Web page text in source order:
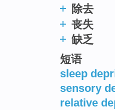
除去
丧失
缺乏
短语
sleep
sensory
relative